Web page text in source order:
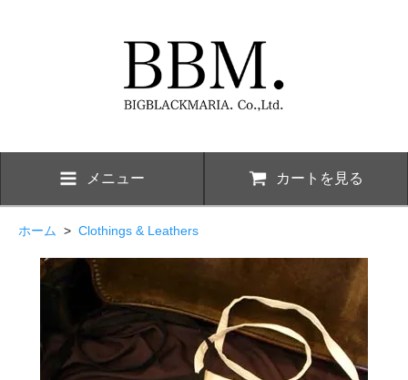
メニュー カートを見る
ホーム > Clothings & Leathers